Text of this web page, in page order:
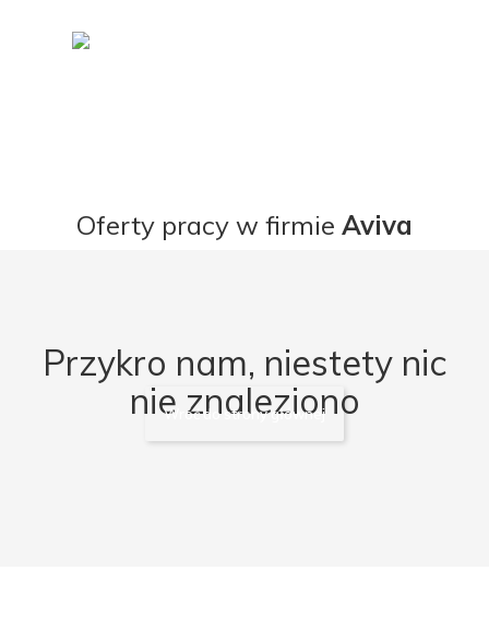
Oferty pracy w firmie Aviva
Przykro nam, niestety nic
nie znaleziono
Wróć do strony głównej